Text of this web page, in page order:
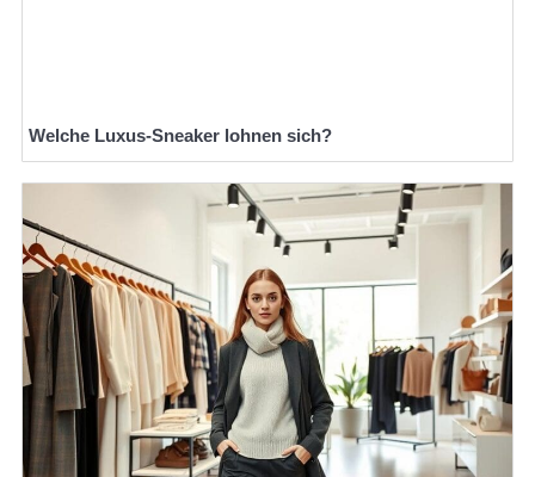
Welche Luxus-Sneaker lohnen sich?